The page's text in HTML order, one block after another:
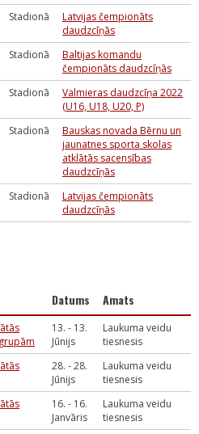
Stadionā
Latvijas čempionāts
daudzcīņās
Stadionā
Baltijas komandu
čempionāts daudzcīņās
Stadionā
Valmieras daudzcīņa 2022
(U16, U18, U20, P)
Stadionā
Bauskas novada Bērnu un
jaunatnes sporta skolas
atklātās sacensības
daudzcīņās
Stadionā
Latvijas čempionāts
daudzcīņās
Datums Amats
13. - 13.
Jūnijs
Laukuma veidu
tiesnesis
28. - 28.
Jūnijs
Laukuma veidu
tiesnesis
16. - 16.
Janvāris
Laukuma veidu
tiesnesis